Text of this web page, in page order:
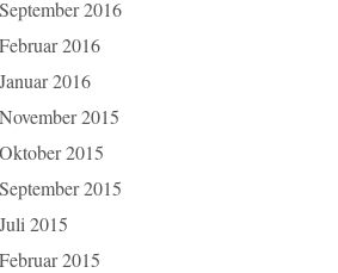
2016
2016
2016
2015
2015
2015
2015
2015